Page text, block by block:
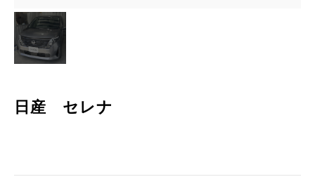
日産 セレナ